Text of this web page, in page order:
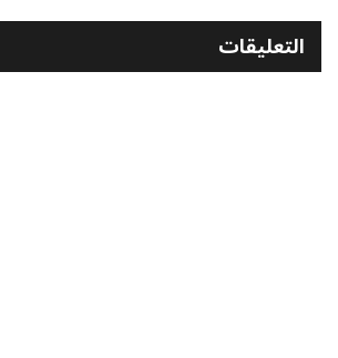
التعليقات